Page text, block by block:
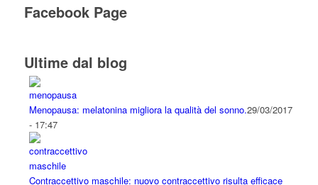
Facebook Page
Ultime dal blog
Menopausa: melatonina migliora la qualità del sonno.29/03/2017
- 17:47
Contraccettivo maschile: nuovo contraccettivo risulta efficace